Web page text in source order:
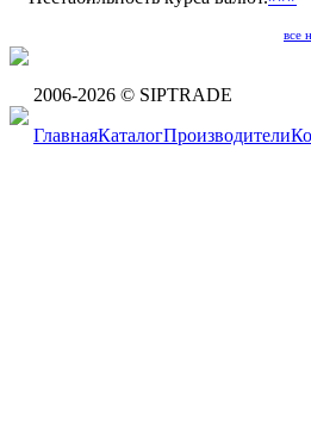
все
2006-2026 © SIPTRADE
ГлавнаяКаталогПроизводители